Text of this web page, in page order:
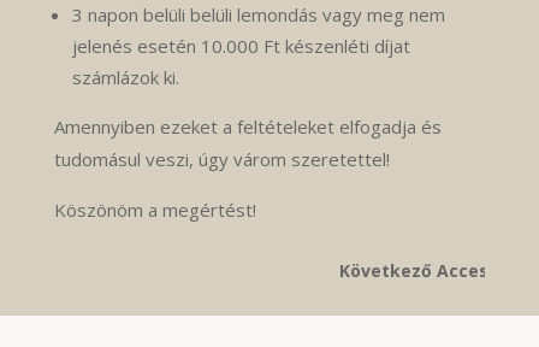
3 napon belüli belüli lemondás vagy meg nem
jelenés esetén 10.000 Ft készenléti díjat
számlázok ki.
Amennyiben ezeket a feltételeket elfogadja és
tudomásul veszi, úgy várom szeretettel!
Köszönöm a megértést!
Következő Access Bars